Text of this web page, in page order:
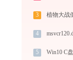
3
4
5